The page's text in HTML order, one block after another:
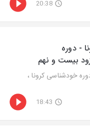
20:38
- دوره
بیست و نهم
خودشناسی کرونا ،
18:43